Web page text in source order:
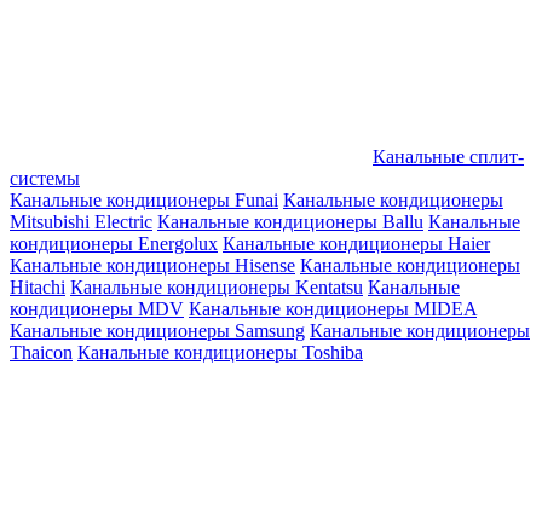
Канальные сплит-
системы
Канальные кондиционеры Funai Канальные кондиционеры
Mitsubishi Electric Канальные кондиционеры Ballu Канальные
кондиционеры Energolux Канальные кондиционеры Haier
Канальные кондиционеры Hisense Канальные кондиционеры
Hitachi Канальные кондиционеры Kentatsu Канальные
кондиционеры MDV Канальные кондиционеры MIDEA
Канальные кондиционеры Samsung Канальные кондиционеры
Thaicon Канальные кондиционеры Toshiba